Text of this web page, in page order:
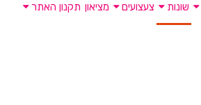
שונות צעצועים מציאון תקנון האתר